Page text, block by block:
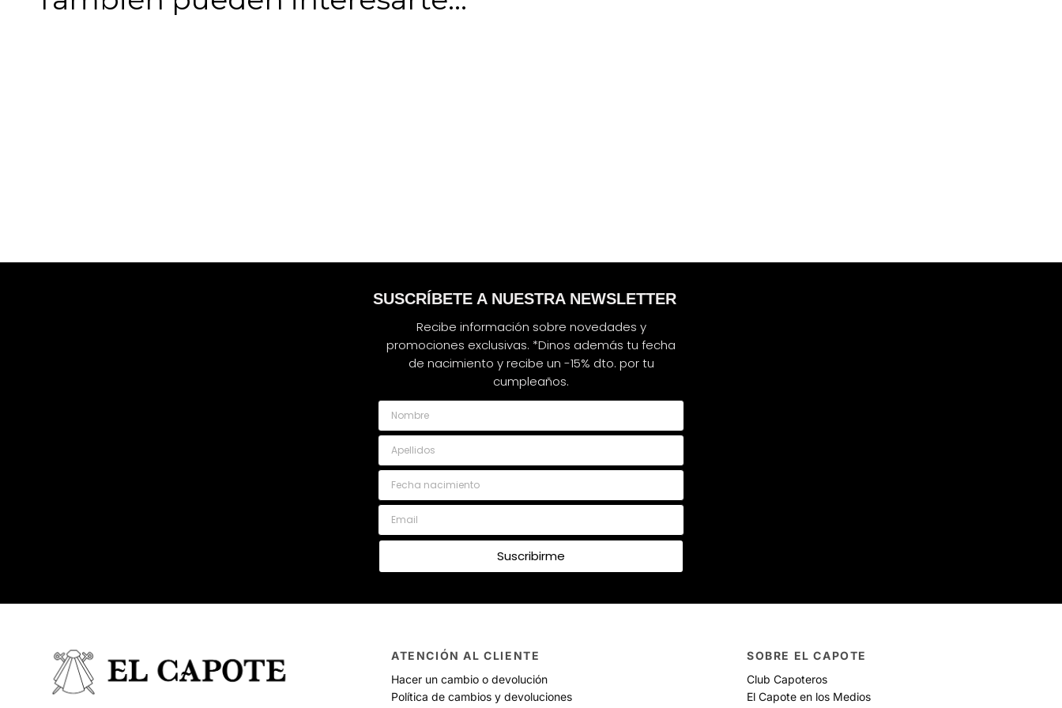
SUSCRÍBETE A NUESTRA NEWSLETTER
Recibe información sobre novedades y
promociones exclusivas. *Dinos además tu fecha
de nacimiento y recibe un -15% dto. por tu
cumpleaños.
Nombre
Apellidos
Fecha nacimiento
Email
Suscribirme
ATENCIÓN AL CLIENTE
Hacer un cambio o devolución
Política de cambios y devoluciones
SOBRE EL CAPOTE
Club Capoteros
El Capote en los Medios